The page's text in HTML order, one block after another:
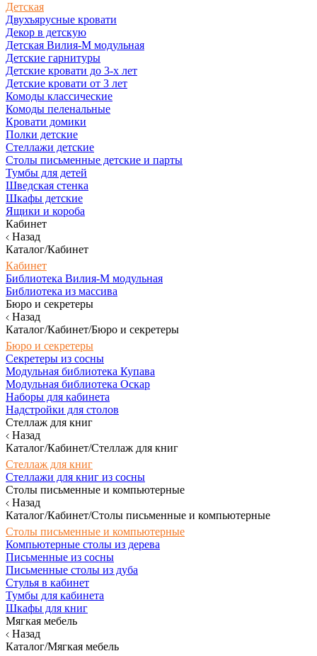
Детская
Двухъярусные кровати
Декор в детскую
Детская Вилия-М модульная
Детские гарнитуры
Детские кровати до 3-х лет
Детские кровати от 3 лет
Комоды классические
Комоды пеленальные
Кровати домики
Полки детские
Стеллажи детские
Столы письменные детские и парты
Тумбы для детей
Шведская стенка
Шкафы детские
Ящики и короба
Кабинет
Назад
Каталог/Кабинет
Кабинет
Библиотека Вилия-М модульная
Библиотека из массива
Бюро и секретеры
Назад
Каталог/Кабинет/Бюро и секретеры
Бюро и секретеры
Секретеры из сосны
Модульная библиотека Купава
Модульная библиотека Оскар
Наборы для кабинета
Надстройки для столов
Стеллаж для книг
Назад
Каталог/Кабинет/Стеллаж для книг
Стеллаж для книг
Стеллажи для книг из сосны
Столы письменные и компьютерные
Назад
Каталог/Кабинет/Столы письменные и компьютерные
Столы письменные и компьютерные
Компьютерные столы из дерева
Письменные из сосны
Письменные столы из дуба
Стулья в кабинет
Тумбы для кабинета
Шкафы для книг
Мягкая мебель
Назад
Каталог/Мягкая мебель